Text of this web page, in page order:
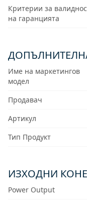
Критерии за
на гаранцията
Име на маркетингов
модел
Продавач
Артикул
Тип Продукт
ИЗХОДНИ
Power Output